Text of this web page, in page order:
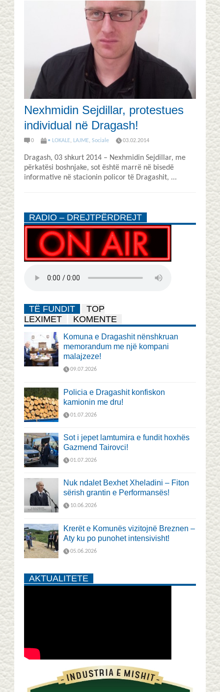
Nexhmidin Sejdillar, protestues
individual në Dragash!
0 • LOKALE, LAJME, Sociale 03.02.2014
Dragash, 03 shkurt 2014 – Nexhmidin Sejdillar, me
përkatësi boshnjake, sot është marrë në bisedë
informative në stacionin policor të Dragashit, ...
RADIO – DREJTPËRDREJT
TË FUNDIT
TOP
LEXIMET
KOMENTE
Komuna e Dragashit nënshkruan
memorandum me një kompani
malajzeze!
09.07.2026
Policia e Dragashit konfiskon
kamionin me dru!
01.07.2026
Sot i jepet lamtumira e fundit hoxhës
Gazmend Tairovci!
01.07.2026
Nuk ndalet Bexhet Xheladini – Fiton
sërish grantin e Performansës!
10.06.2026
Krerët e Komunës vizitojnë Breznen –
Aty ku po punohet intensivisht!
05.06.2026
AKTUALITETE